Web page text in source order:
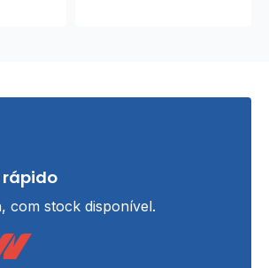
rápido
com stock disponível.